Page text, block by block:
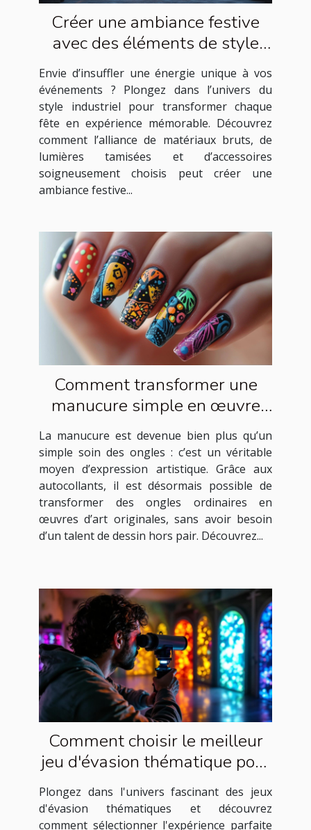
Créer une ambiance festive
avec des éléments de style
industriel
Envie d’insuffler une énergie unique à vos
événements ? Plongez dans l’univers du
style industriel pour transformer chaque
fête en expérience mémorable. Découvrez
comment l’alliance de matériaux bruts, de
lumières tamisées et d’accessoires
soigneusement choisis peut créer une
ambiance festive...
Comment transformer une
manucure simple en œuvre
d'art avec des autocollants ?
La manucure est devenue bien plus qu’un
simple soin des ongles : c’est un véritable
moyen d’expression artistique. Grâce aux
autocollants, il est désormais possible de
transformer des ongles ordinaires en
œuvres d’art originales, sans avoir besoin
d’un talent de dessin hors pair. Découvrez...
Comment choisir le meilleur
jeu d'évasion thématique pour
votre prochaine aventure
Plongez dans l'univers fascinant des jeux
d'évasion thématiques et découvrez
comment sélectionner l'expérience parfaite